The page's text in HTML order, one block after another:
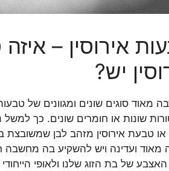
אירוסין –
יש?
מאוד סוגים שונים ומגוונים של
שונות או חומרים שונים. כך
או טבעת אירוסין מזהב לבן שמשובצת
מאוד ועדינה ויש להשקיע בה
האצבע של בת הזוג שלנו ולאופי